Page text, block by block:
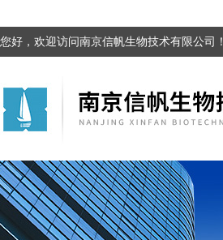
您好，欢迎访问南京信帆生物技术有限公司！